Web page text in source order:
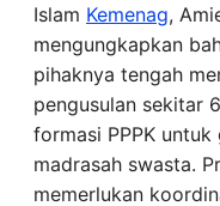
Islam Kemenag,
mengungkapkan
pihaknya tengah
pengusulan sekitar
formasi PPPK untuk
madrasah swasta.
memerlukan